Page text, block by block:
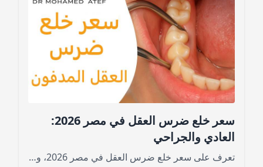
سعر خلع ضرس العقل في مصر 2026:
العادي والجراحي
تعرف على سعر خلع ضرس العقل في مصر 2026، وتكلفة الخلع العادي والجراحي والمدفون، والعوامل التي تحدد السعر ومدة التعافي.